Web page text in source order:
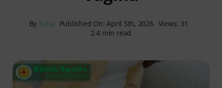
By Yulia Published On: April 5th, 2026 Views: 31
2.4 min read